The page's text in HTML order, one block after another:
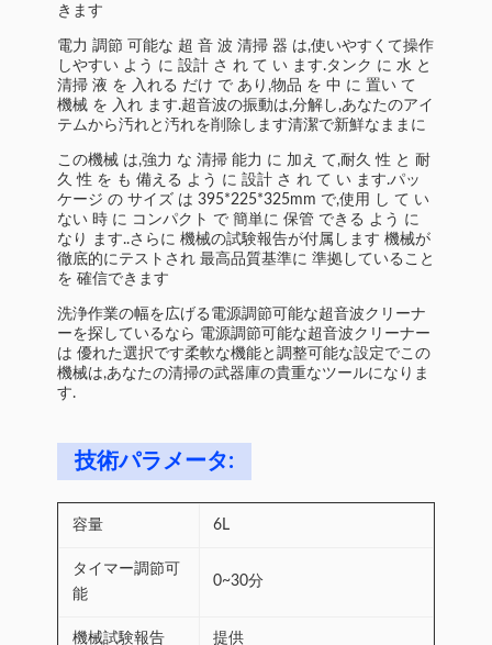
きます
電力 調節 可能な 超 音 波 清掃 器 は,使いやすくて操作
しやすい よう に 設計 さ れ て い ます.タンク に 水 と
清掃 液 を 入れる だけ で あり,物品 を 中 に 置い て
機械 を 入れ ます.超音波の振動は,分解し,あなたのアイ
テムから汚れと汚れを削除します清潔で新鮮なままに
この機械 は,強力 な 清掃 能力 に 加え て,耐久 性 と 耐
久 性 を も 備える よう に 設計 さ れ て い ます.パッ
ケージ の サイズ は 395*225*325mm で,使用 し て い
ない 時 に コンパクト で 簡単に 保管 できる よう に
なり ます..さらに 機械の試験報告が付属します 機械が
徹底的にテストされ 最高品質基準に 準拠していること
を 確信できます
洗浄作業の幅を広げる電源調節可能な超音波クリーナ
ーを探しているなら 電源調節可能な超音波クリーナー
は 優れた選択です柔軟な機能と調整可能な設定でこの
機械は,あなたの清掃の武器庫の貴重なツールになりま
す.
技術パラメータ:
容量 6L
タイマー調節可
能
0~30分
機械試験報告 提供